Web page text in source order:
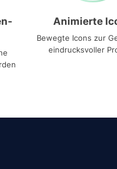
Animierte
Bewegte Icons zur
eindrucksvoller